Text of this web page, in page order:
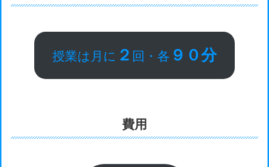
授業は月に ２ 回・各 ９０分
費用